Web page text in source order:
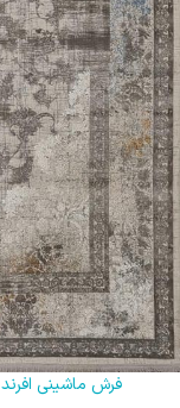
فرش ماشینی افرند ۱۲۰۰ شانه گل برجسته زمینه صدفی کد ۲۲۶۵